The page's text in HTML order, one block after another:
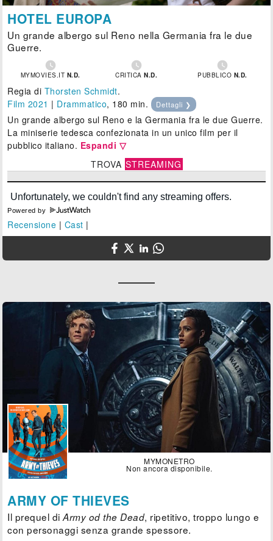
HOTEL EUROPA
Un grande albergo sul Reno nella Germania fra le due
Guerre.

MYMOVIES.IT N.D.

CRITICAN.D.

PUBBLICO N.D.
Regia di Thorsten Schmidt.
Film 2021 | Drammatico, 180 min. Dettagli ❯
Un grande albergo sul Reno e la Germania fra le due Guerre.
La miniserie tedesca confezionata in un unico film per il
pubblico italiano. Espandi ▽
TROVA STREAMING
Powered by
Recensione | Cast |
MYMONETRO
Non ancora disponibile.
ARMY OF THIEVES
Il prequel diArmy od the Dead, ripetitivo, troppo lungo e
con personaggi senza grande spessore.